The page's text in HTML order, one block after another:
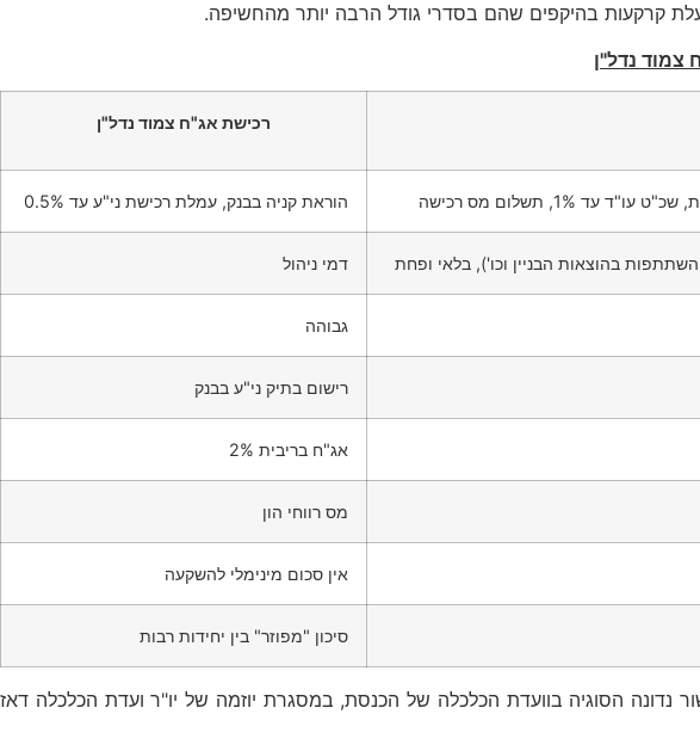
קרקעות בהיקפים שהם בסדרי גודל הרבה יותר מהחשיפה.
צמוד נדל"ן
רכישת אג"ח צמוד נדל"ן
הוראת קניה בבנק, עמלת רכישת ני"ע עד 0.5%
בהוצאות הבניין וכו'), בלאי ופחת דמי ניהול
גבוהה
רישום בתיק ני"ע בבנק
אג"ח בריבית 2%
מס רווחי הון
אין סכום מינימלי להשקעה
סיכון "מפוזר" בין יחידות רבות
הסוגיה בוועדת הכלכלה של הכנסת, במסגרת יוזמה של יו"ר ועדת הכלכלה דאז